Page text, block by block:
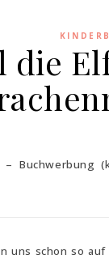
die
Buchwerbung
uns schon so